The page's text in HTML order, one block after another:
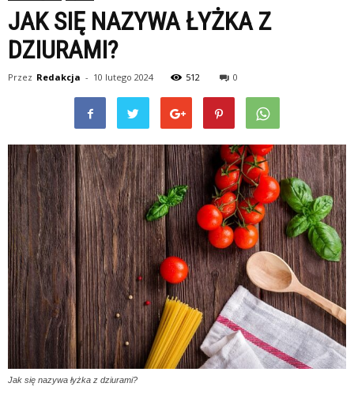
JAK SIĘ NAZYWA ŁYŻKA Z
DZIURAMI?
Przez Redakcja - 10 lutego 2024 512 0
Jak się nazywa łyżka z dziurami?